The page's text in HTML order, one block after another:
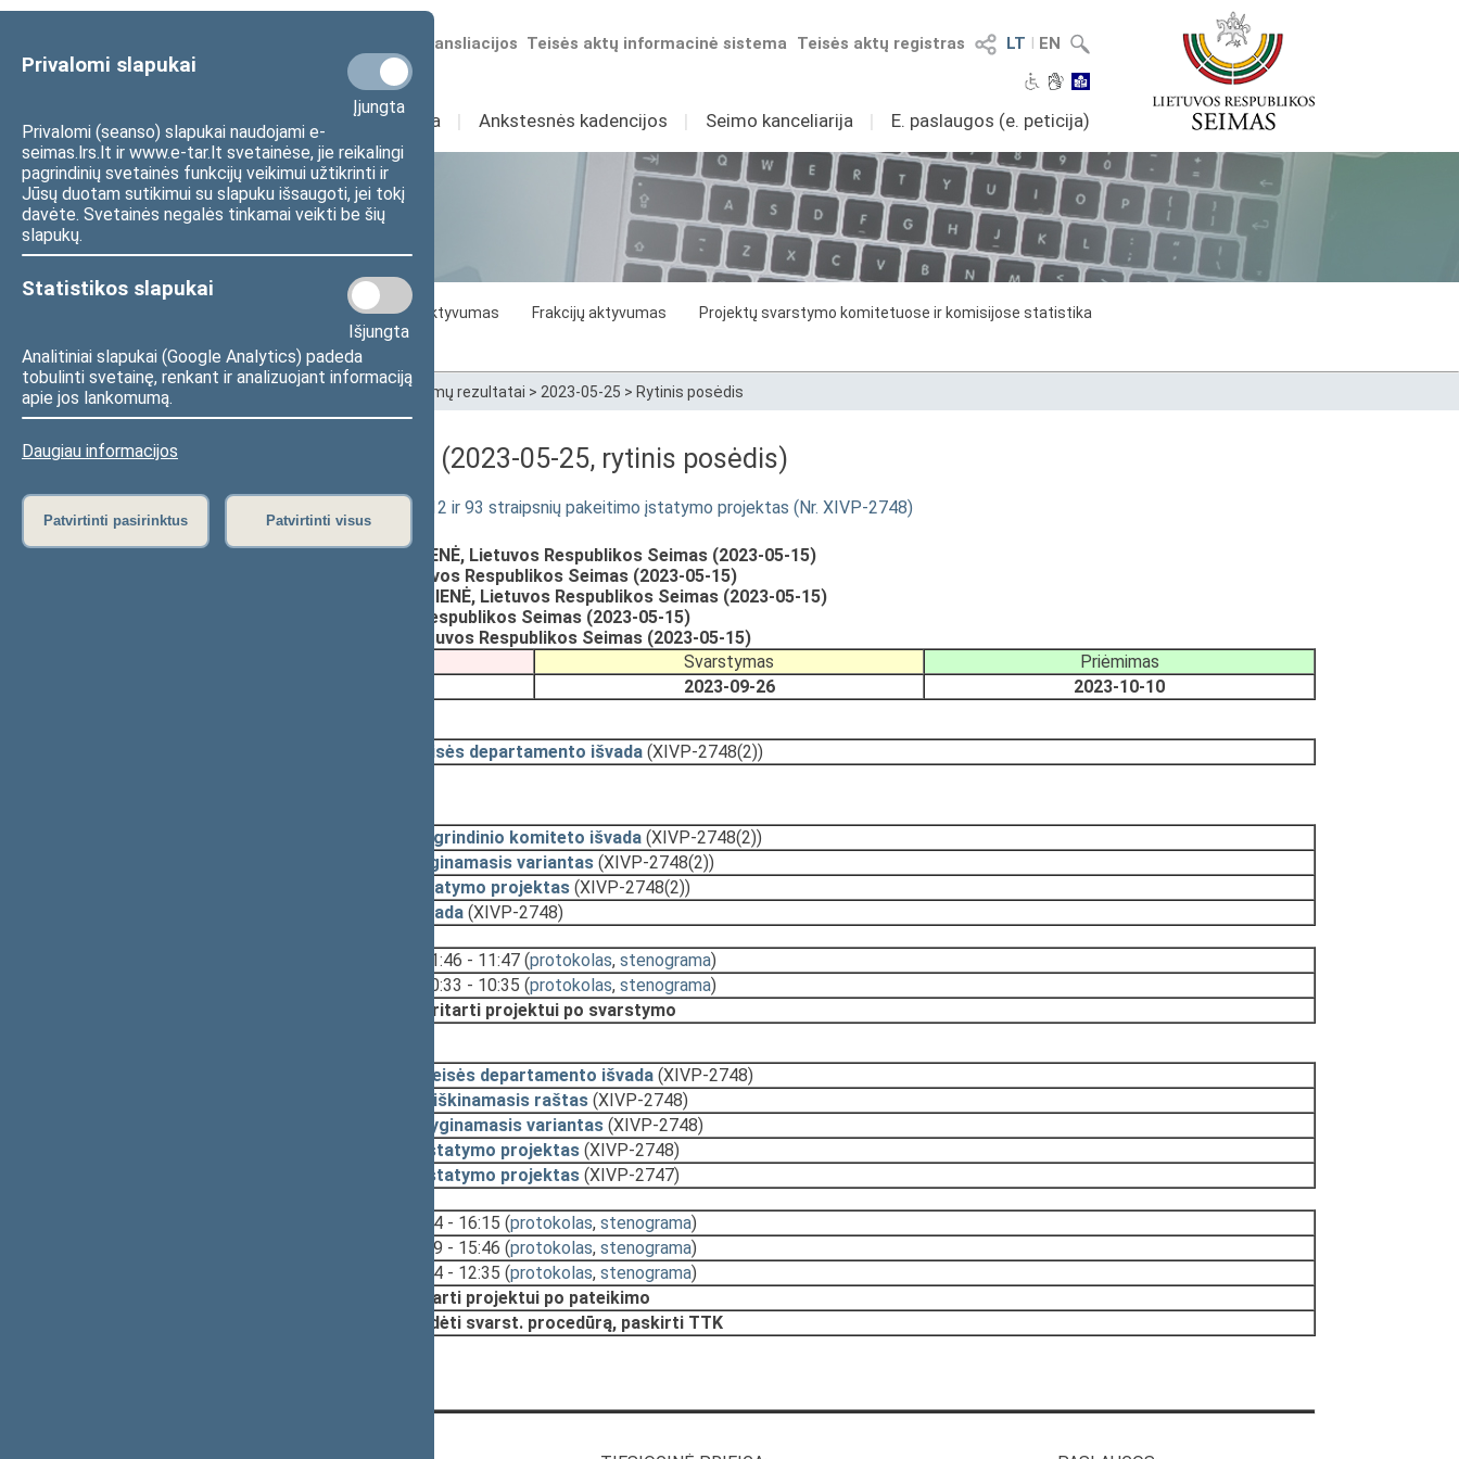
Privalomi slapukai
Įjungta
Privalomi (seanso) slapukai naudojami e-
seimas.lrs.lt ir www.e-tar.lt svetainėse, jie reikalingi
pagrindinių svetainės funkcijų veikimui užtikrinti ir
Jūsų duotam sutikimui su slapuku išsaugoti, jei tokį
davėte. Svetainės negalės tinkamai veikti be šių
slapukų.
Statistikos slapukai
Išjungta
Analitiniai slapukai (Google Analytics) padeda
tobulinti svetainę, renkant ir analizuojant informaciją
apie jos lankomumą.
Daugiau informacijos
Patvirtinti pasirinktus Patvirtinti visus
LT I EN
Teisės aktų registras
Teisės aktų informacinė sistema
Numatomos transliacijos
Sudėtis Veikla I Ankstesnės kadencijos I Seimo kanceliarija I E. paslaugos (e. peticija)
Statistika
Seimo narių aktyvumas Frakcijų aktyvumas
Projektų svarstymo komitetuose ir komisijose statistika
Seimo narių balsavimų rezultatai
Pradžia Seimo narių balsavimų rezultatai > 2023-05-25 > Rytinis posėdis
Darbotvarkės klausimas (2023-05-25, rytinis posėdis)
Administracinių nusižengimų kodekso 12 ir 93 straipsnių pakeitimo įstatymo projektas (Nr. XIVP-2748)
Pateikė:
Ieva KAČINSKAITĖ-URBONIENĖ, Lietuvos Respublikos Seimas (2023-05-15)
Andrius MAZURONIS, Lietuvos Respublikos Seimas (2023-05-15)
Vaida GIRAITYTĖ-JUŠKEVIČIENĖ, Lietuvos Respublikos Seimas (2023-05-15)
Vigilijus JUKNA, Lietuvos Respublikos Seimas (2023-05-15)
Viktoras FIODOROVAS, Lietuvos Respublikos Seimas (2023-05-15)
Svarstymas
Priėmimas
2023-09-26 2023-10-10
Teisės departamento išvada (XIVP-2748(2))
Pagrindinio komiteto išvada (XIVP-2748(2))
Lyginamasis variantas (XIVP-2748(2))
Įstatymo projektas (XIVP-2748(2))
Išvada (XIVP-2748)
11:46 - 11:47 (protokolas, stenograma)
10:33 - 10:35 (protokolas, stenograma)
Pritarti projektui po svarstymo
Teisės departamento išvada (XIVP-2748)
Aiškinamasis raštas (XIVP-2748)
Lyginamasis variantas (XIVP-2748)
Įstatymo projektas (XIVP-2748)
Įstatymo projektas (XIVP-2747)
16:14 - 16:15 (protokolas, stenograma)
15:39 - 15:46 (protokolas, stenograma)
12:34 - 12:35 (protokolas, stenograma)
Pritarti projektui po pateikimo
Pradėti svarst. procedūrą, paskirti TTK